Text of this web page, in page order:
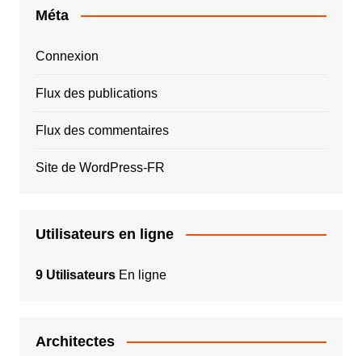
Méta
Connexion
Flux des publications
Flux des commentaires
Site de WordPress-FR
Utilisateurs en ligne
9 UtilisateursEn ligne
Architectes